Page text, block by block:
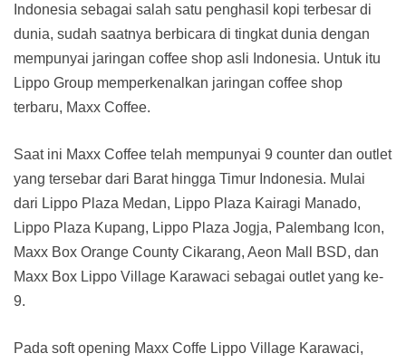
Indonesia sebagai salah satu penghasil kopi terbesar di
dunia, sudah saatnya berbicara di tingkat dunia dengan
mempunyai jaringan coffee shop asli Indonesia. Untuk itu
Lippo Group memperkenalkan jaringan coffee shop
terbaru, Maxx Coffee.
Saat ini Maxx Coffee telah mempunyai 9 counter dan outlet
yang tersebar dari Barat hingga Timur Indonesia. Mulai
dari Lippo Plaza Medan, Lippo Plaza Kairagi Manado,
Lippo Plaza Kupang, Lippo Plaza Jogja, Palembang Icon,
Maxx Box Orange County Cikarang, Aeon Mall BSD, dan
Maxx Box Lippo Village Karawaci sebagai outlet yang ke-
9.
Pada soft opening Maxx Coffe Lippo Village Karawaci,